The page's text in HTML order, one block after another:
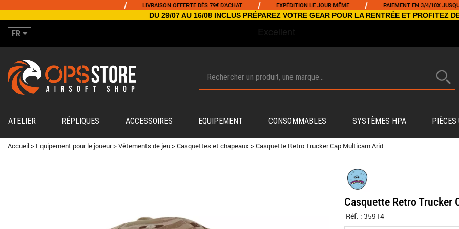
LIVRAISON OFFERTE DÈS 79€ D'ACHAT / EXPÉDITION LE JOUR MÊME / PAIEMENT EN 3/4/10X JUSQU'À
DU 29/07 AU 16/08 INCLUS PRÉPAREZ VOTRE GEAR POUR LA RENTRÉE ET PROFITEZ
FR
ATELIER RÉPLIQUES ACCESSOIRES EQUIPEMENT CONSOMMABLES SYSTÈMES HPA PIÈCES
Accueil> Equipement pour le joueur>Vêtements de jeu>Casquettes et chapeaux >Casquette Retro Trucker Cap Multicam Arid
Casquette Retro Trucker
Réf. : 35914